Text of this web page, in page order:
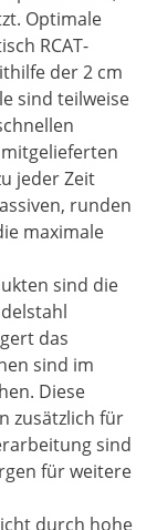
Optimale
RCAT-
der 2 cm
sind teilweise
jeder Zeit
runden
maximale
sind die
das
sind im
Diese
zusätzlich für
sind
für weitere
durch hohe